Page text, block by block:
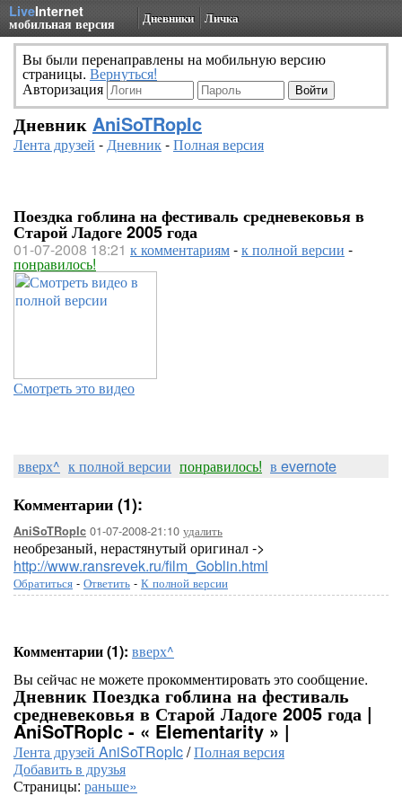
LiveInternet
мобильная версия Дневники Личка
Вы были перенаправлены на мобильную версию
страницы. Вернуться!
Авторизация
Дневник AniSoTRopIc
Лента друзей -Дневник-Полная версия
Поездка гоблина на фестиваль средневековья в
Старой Ладоге 2005 года
01-07-2008 18:21 к комментариям-к полной версии -
понравилось!
Смотреть это видео
вверх^ к полной версии понравилось! в evernote
Комментарии (1):
AniSoTRopIc 01-07-2008-21:10 удалить
необрезаный, нерастянутый оригинал ->
http://www.ransrevek.ru/film_Goblin.html
Обратиться - Ответить - К полной версии
Комментарии (1): вверх^
Вы сейчас не можете прокомментировать это сообщение.
Дневник Поездка гоблина на фестиваль
средневековья в Старой Ладоге 2005 года |
AniSoTRopIc - « Elementarity » |
Лента друзей AniSoTRopIc/Полная версия
Добавить в друзья
Страницы: раньше»